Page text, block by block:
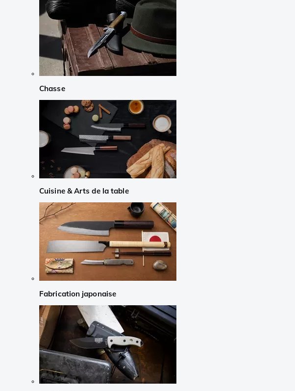
Chasse
Cuisine & Arts de la table
Fabrication japonaise